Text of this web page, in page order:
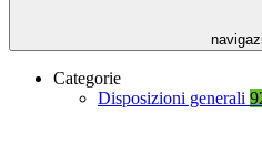
Categorie
Disposizioni generali